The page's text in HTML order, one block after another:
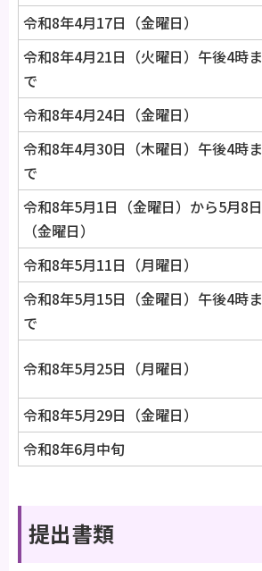
令和8年4月17日（金曜日）
令和8年4月21日（火曜日）午後4時ま
で
令和8年4月24日（金曜日）
令和8年4月30日（木曜日）午後4時ま
で
令和8年5月1日（金曜日）から5月8日
（金曜日）
令和8年5月11日（月曜日）
令和8年5月15日（金曜日）午後4時ま
で
令和8年5月25日（月曜日）
令和8年5月29日（金曜日）
令和8年6月中旬
提出書類